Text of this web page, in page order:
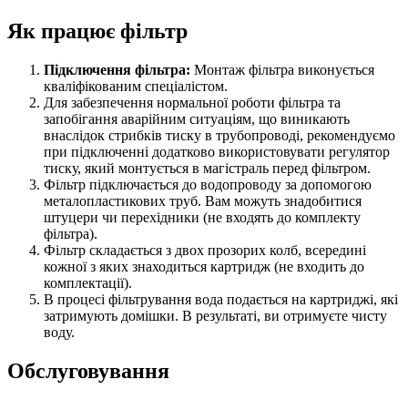
Як працює фільтр
Підключення фільтра: Монтаж фільтра виконується
кваліфікованим спеціалістом.
Для забезпечення нормальної роботи фільтра та
запобігання аварійним ситуаціям, що виникають
внаслідок стрибків тиску в трубопроводі, рекомендуємо
при підключенні додатково використовувати регулятор
тиску, який монтується в магістраль перед фільтром.
Фільтр підключається до водопроводу за допомогою
металопластикових труб. Вам можуть знадобитися
штуцери чи перехідники (не входять до комплекту
фільтра).
Фільтр складається з двох прозорих колб, всередині
кожної з яких знаходиться картридж (не входить до
комплектації).
В процесі фільтрування вода подається на картриджі, які
затримують домішки. В результаті, ви отримуєте чисту
воду.
Обслуговування